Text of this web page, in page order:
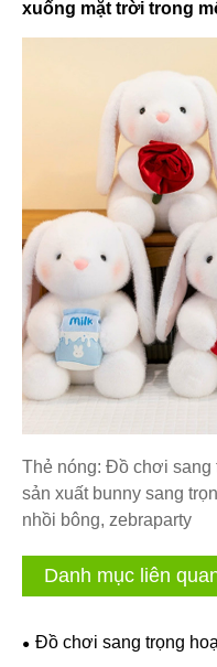
xuống mặt trời trong
Thẻ nóng: Đồ chơi sang
sản xuất bunny sang
nhồi bông, zebraparty
Danh mục liên
Đồ chơi sang trọng